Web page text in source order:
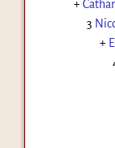
+
3
+